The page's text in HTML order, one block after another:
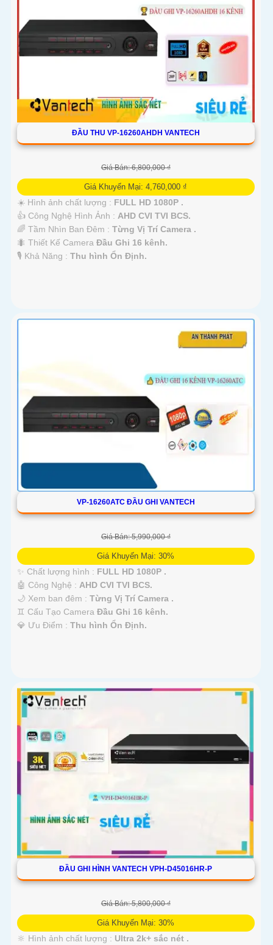
ĐẦU THU VP-16260AHDH VANTECH
Giá Bán: 6,800,000 ₫
Giá Khuyến Mại: 4,760,000 ₫
☀️ Hình ảnh chất lượng : FULL HD 1080P .
👍 Công Nghệ Hình Ảnh : AHD CVI TVI BCS.
🌈 Tầm Nhìn Ban Đêm : Từng Vị Trí Camera .
🐜 Thiết Kế Camera Đầu Ghi 16 kênh.
️🎙 Khả Năng : Thu hình Ổn Định.
VP-16260ATC ĐẦU GHI VANTECH
Giá Bán: 5,990,000 ₫
Giá Khuyến Mại: 30%
✨ Chất lượng hình : FULL HD 1080P .
🤖️ Công Nghệ : AHD CVI TVI BCS.
🌙 Xem ban đêm : Từng Vị Trí Camera .
♊ Cấu Tạo Camera Đầu Ghi 16 kênh.
️💎 Ưu Điểm : Thu hình Ổn Định.
ĐẦU GHI HÌNH VANTECH VPH-D45016HR-P
Giá Bán: 5,800,000 ₫
Giá Khuyến Mại: 30%
🔆 Hình ảnh chất lượng : Ultra 2k+ sắc nét .